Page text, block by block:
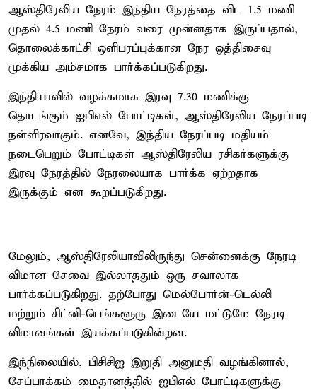
ஆஸ்திரேலிய நேரம் இந்திய நேரத்தை விட 1.5 மணி
முதல் 4.5 மணி நேரம் வரை முன்னதாக இருப்பதால்,
தொலைக்காட்சி ஒளிபரப்புக்கான நேர ஒத்திசைவு
முக்கிய அம்சமாக பார்க்கப்படுகிறது.
இந்தியாவில் வழக்கமாக இரவு 7.30 மணிக்கு
தொடங்கும் ஐபிஎல் போட்டிகள், ஆஸ்திரேலிய நேரப்படி
நள்ளிரவாகும். எனவே, இந்திய நேரப்படி மதியம்
நடைபெறும் போட்டிகள் ஆஸ்திரேலிய ரசிகர்களுக்கு
இரவு நேரத்தில் நேரலையாக பார்க்க ஏற்றதாக
இருக்கும் என கூறப்படுகிறது.
மேலும், ஆஸ்திரேலியாவிலிருந்து சென்னைக்கு நேரடி
விமான சேவை இல்லாததும் ஒரு சவாலாக
பார்க்கப்படுகிறது. தற்போது மெல்போர்ன்-டெல்லி
மற்றும் சிட்னி-பெங்களூரு இடையே மட்டுமே நேரடி
விமானங்கள் இயக்கப்படுகின்றன.
இந்நிலையில், பிசிசிஐ இறுதி அனுமதி வழங்கினால்,
சேப்பாக்கம் மைதானத்தில் ஐபிஎல் போட்டிகளுக்கு